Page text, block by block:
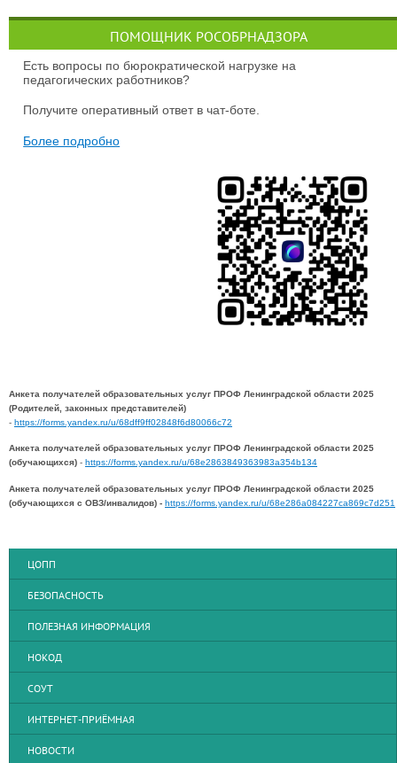
ПОМОЩНИК РОСОБРНАДЗОРА
Есть вопросы по бюрократической нагрузке на
педагогических работников?
Получите оперативный ответ в чат-боте.
Более подробно
Анкета получателей образовательных услуг ПРОФ Ленинградской области 2025
(Родителей, законных представителей)
- https://forms.yandex.ru/u/68dff9ff02848f6d80066c72
Анкета получателей образовательных услуг ПРОФ Ленинградской области 2025
(обучающихся) - https://forms.yandex.ru/u/68e2863849363983a354b134
Анкета получателей образовательных услуг ПРОФ Ленинградской области 2025
(обучающихся с ОВЗ/инвалидов) - https://forms.yandex.ru/u/68e286a084227ca869c7d251
ЦОПП
БЕЗОПАСНОСТЬ
ПОЛЕЗНАЯ ИНФОРМАЦИЯ
НОКОД
СОУТ
ИНТЕРНЕТ-ПРИЁМНАЯ
НОВОСТИ